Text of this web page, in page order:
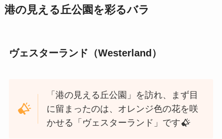
港の見える丘公園を彩るバラ
ヴェスターランド（Westerland）
「港の見える丘公園」を訪れ、まず目
に留まったのは、オレンジ色の花を咲
かせる「ヴェスターランド」です